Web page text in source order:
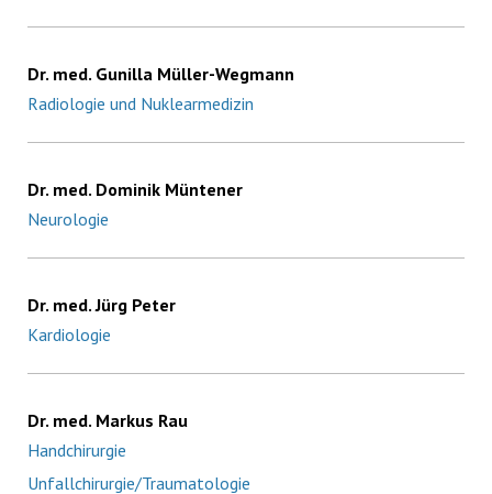
Dr. med. Gunilla Müller-Wegmann
Radiologie und Nuklearmedizin
Dr. med. Dominik Müntener
Neurologie
Dr. med. Jürg Peter
Kardiologie
Dr. med. Markus Rau
Handchirurgie
Unfallchirurgie/Traumatologie